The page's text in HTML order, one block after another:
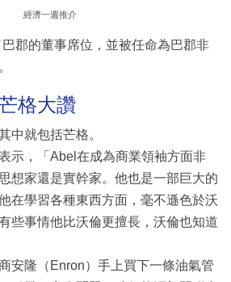
經濟一週推介
郡的董事席位，並被任命為巴郡非
格大讚
中就包括芒格。
示，「Abel在成為商業領袖方面非
想家還是實幹家。他也是一部巨大的
在學習各種東西方面，毫不遜色於沃
些事情他比沃倫更擅長，沃倫也知道
安隆（Enron）手上買下一條油氣管